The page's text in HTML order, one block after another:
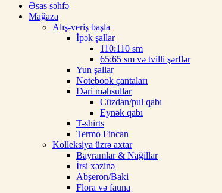
Əsas səhfə
Mağaza
Alış-veriş başla
İpək şallar
110:110 sm
65:65 sm və tvilli şərflər
Yun şallar
Notebook çantaları
Dəri məhsullar
Cüzdan/pul qabı
Eynək qabı
T-shirts
Termo Fincan
Kolleksiya üzrə axtar
Bayramlar & Nağillar
İrsi xəzinə
Abşeron/Baki
Flora və fauna